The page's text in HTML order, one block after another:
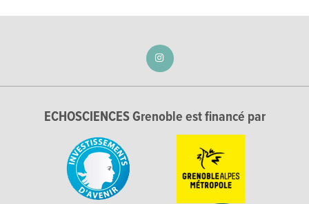
ECHOSCIENCES Grenoble est financé par